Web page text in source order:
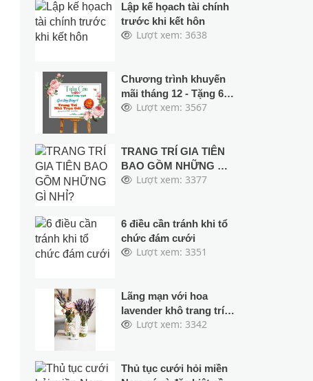
Lập kế họach tài chính
trước khi kết hôn
Lượt xem: 3638
Chương trình khuyến
mãi tháng 12 - Tặng 6
bộ áo dài bê quả
Lượt xem: 3567
TRANG TRÍ GIA TIÊN
BAO GỒM NHỮNG GÌ
NHỈ?Lượt xem: 3377
6 điều cần tránh khi tổ
chức đám cưới
Lượt xem: 3351
Lãng mạn với hoa
lavender khô trang trí
cho đám cưới
Lượt xem: 3342
Thủ tục cưới hỏi miền